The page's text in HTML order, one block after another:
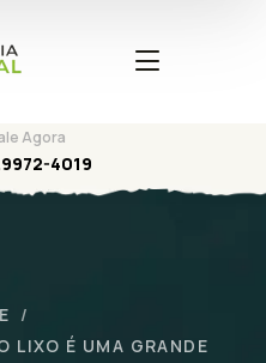
Agora
4019
LIXO É UMA GRANDE